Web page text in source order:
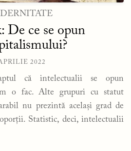
De ce se opun
2022
că intelectualii se opun
o fac. Alte grupuri cu statut
nu prezintă același grad de
Statistic, deci, intelectualii